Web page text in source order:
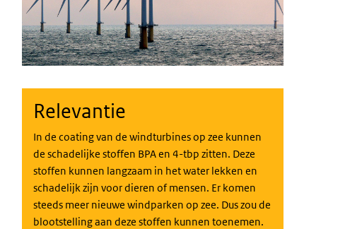
Relevantie
In de coating van de windturbines op zee kunnen
de schadelijke stoffen BPA en 4-tbp zitten. Deze
stoffen kunnen langzaam in het water lekken en
schadelijk zijn voor dieren of mensen. Er komen
steeds meer nieuwe windparken op zee. Dus zou de
blootstelling aan deze stoffen kunnen toenemen.